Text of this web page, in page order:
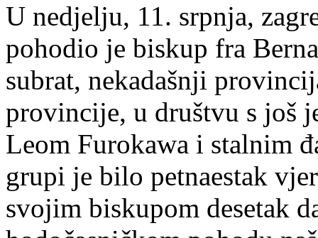
U nedjelju, 11. srpnja,
pohodio je biskup fra
subrat, nekadašnji
provincije, u društvu s još
Leom Furokawa i stalnim
grupi je bilo petnaestak
svojim biskupom desetak